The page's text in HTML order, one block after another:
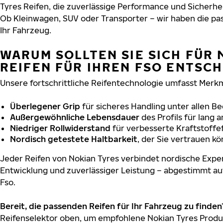
Tyres Reifen, die zuverlässige Performance und
Ob Kleinwagen, SUV oder Transporter – wir haben die
Ihr Fahrzeug.
WARUM SOLLTEN SIE SICH FÜR
REIFEN FÜR IHREN FSO
Unsere fortschrittliche Reifentechnologie umfasst
Überlegener Grip für sicheres Handling unter allen
Außergewöhnliche Lebensdauer des Profils für lang
Niedriger Rollwiderstand für verbesserte
Nordisch getestete Haltbarkeit, der Sie vertrauen
Jeder Reifen von Nokian Tyres verbindet nordische
Entwicklung und zuverlässiger Leistung – abgestimmt
Fso.
Bereit, die passenden Reifen für Ihr Fahrzeug zu
Reifenselektor oben, um empfohlene Nokian Tyres